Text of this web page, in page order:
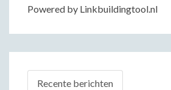
Powered by Linkbuildingtool.nl
Recente berichten